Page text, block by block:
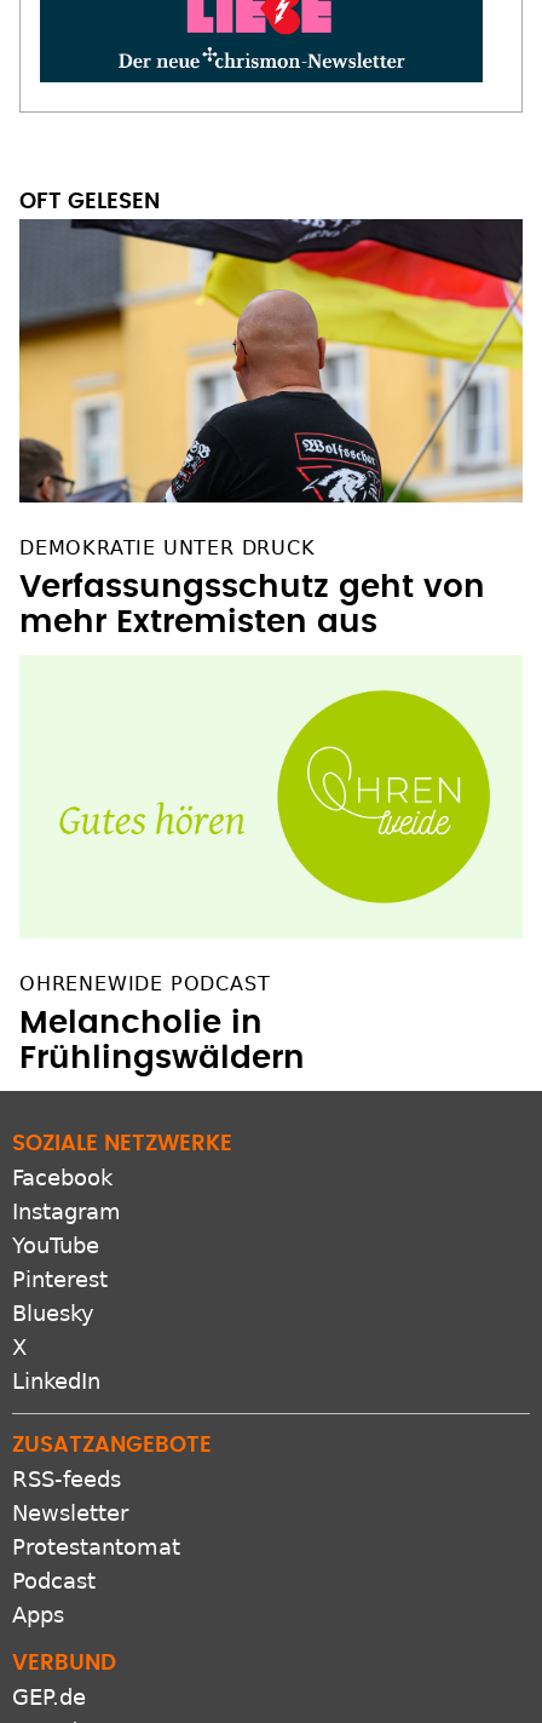
DEMOKRATIE UNTER DRUCK
Verfassungsschutz geht von
SOZIALE NETZWERKE
Facebook
YouTube
Pinterest
Bluesky
X
LinkedIn
ZUSATZANGEBOTE
RSS-feeds
Protestantomat
Podcast
Apps
VERBUND
GEP.de
EKD.de
Gliedkirchen der EKD
Freikirchen